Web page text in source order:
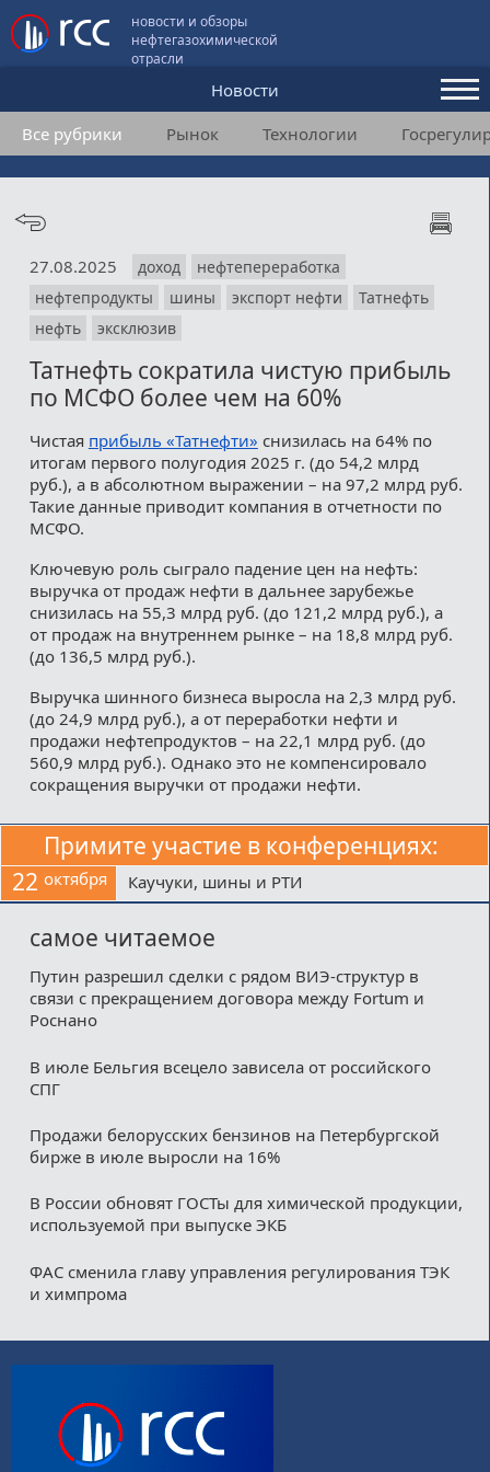
новости и обзоры
нефтегазохимической
отрасли
Новости
Аналитика и мнения
Конференции
Подписка
Медиакит
Контакты
Все рубрики Рынок Технологии
27.08.2025 доход
нефтепереработка
нефтепродукты
шины экспорт нефти
Татнефть
нефть
эксклюзив
Татнефть сократила чистую прибыль
по МСФО более чем на 60%
Чистая прибыль «Татнефти» снизилась на 64% по
итогам первого полугодия 2025 г. (до 54,2 млрд
руб.), а в абсолютном выражении – на 97,2 млрд руб.
Такие данные приводит компания в отчетности по
МСФО.
Ключевую роль сыграло падение цен на нефть:
выручка от продаж нефти в дальнее зарубежье
снизилась на 55,3 млрд руб. (до 121,2 млрд руб.), а
от продаж на внутреннем рынке – на 18,8 млрд руб.
(до 136,5 млрд руб.).
Выручка шинного бизнеса выросла на 2,3 млрд руб.
(до 24,9 млрд руб.), а от переработки нефти и
продажи нефтепродуктов – на 22,1 млрд руб. (до
560,9 млрд руб.). Однако это не компенсировало
сокращения выручки от продажи нефти.
Примите участие в конференциях:
22 октября Каучуки, шины и РТИ
самое читаемое
Путин разрешил сделки с рядом ВИЭ-структур в
связи с прекращением договора между Fortum и
Роснано
В июле Бельгия всецело зависела от российского
СПГ
Продажи белорусских бензинов на Петербургской
бирже в июле выросли на 16%
В России обновят ГОСТы для химической продукции,
используемой при выпуске ЭКБ
ФАС сменила главу управления регулирования ТЭК
и химпрома